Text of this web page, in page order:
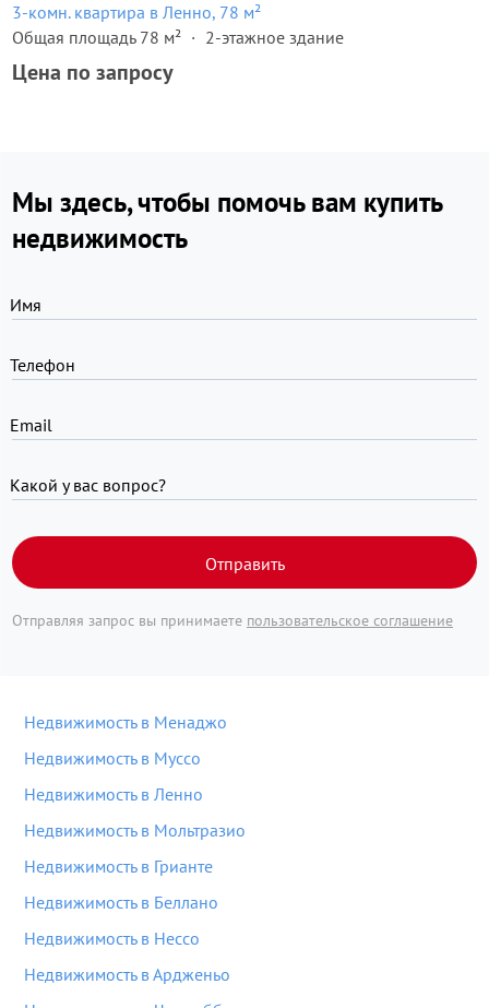
3-комн. квартира в Ленно, 78 м²
Общая площадь 78 м²
2-этажное здание
Цена по запросу
Мы здесь, чтобы помочь вам купить
недвижимость
Имя
Телефон
Email
Какой у вас вопрос?
Отправить
Отправляя запрос вы принимаете пользовательское соглашение
Недвижимость в Менаджо
Недвижимость в Муссо
Недвижимость в Ленно
Недвижимость в Мольтразио
Недвижимость в Грианте
Недвижимость в Беллано
Недвижимость в Нессо
Недвижимость в Ардженьо